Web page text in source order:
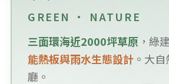
GREEN · NATURE
三面環海近2000坪草原 ，綠
能熱板與雨水生態設計 。大
廳。